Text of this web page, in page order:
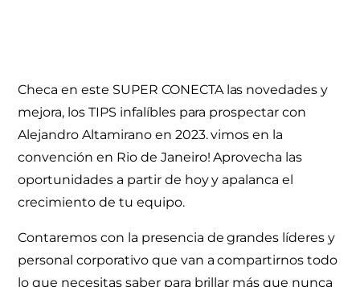
Checa en este SUPER CONECTA las novedades y
mejora, los TIPS infalíbles para prospectar con
Alejandro Altamirano en 2023. vimos en la
convención en Rio de Janeiro! Aprovecha las
oportunidades a partir de hoy y apalanca el
crecimiento de tu equipo.
Contaremos con la presencia de grandes líderes y
personal corporativo que van a compartirnos todo
lo que necesitas saber para brillar más que nunca